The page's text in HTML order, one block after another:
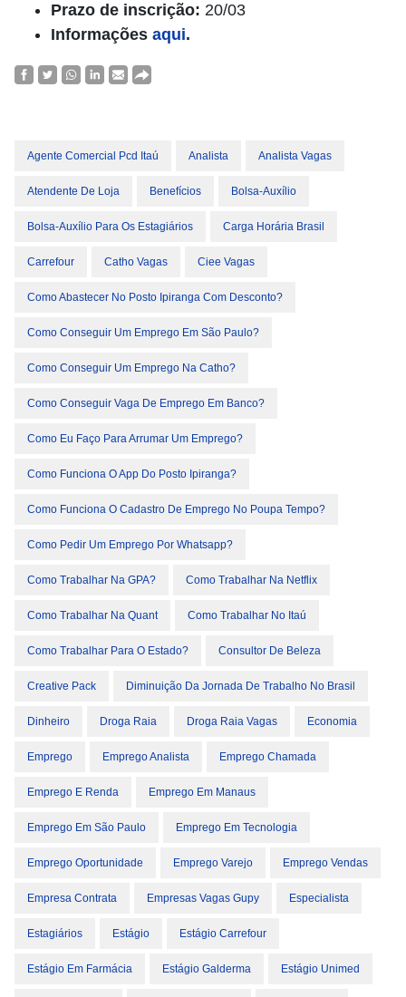
Prazo de inscrição: 20/03
Informações aqui.
Agente Comercial Pcd Itaú Analista Analista Vagas
Atendente De Loja Benefícios Bolsa-Auxílio
Bolsa-Auxílio Para Os Estagiários Carga Horária Brasil
Carrefour Catho Vagas Ciee Vagas
Como Abastecer No Posto Ipiranga Com Desconto?
Como Conseguir Um Emprego Em São Paulo?
Como Conseguir Um Emprego Na Catho?
Como Conseguir Vaga De Emprego Em Banco?
Como Eu Faço Para Arrumar Um Emprego?
Como Funciona O App Do Posto Ipiranga?
Como Funciona O Cadastro De Emprego No Poupa Tempo?
Como Pedir Um Emprego Por Whatsapp?
Como Trabalhar Na GPA? Como Trabalhar Na Netflix
Como Trabalhar Na Quant Como Trabalhar No Itaú
Como Trabalhar Para O Estado? Consultor De Beleza
Creative Pack Diminuição Da Jornada De Trabalho No Brasil
Dinheiro Droga Raia Droga Raia Vagas Economia
Emprego Emprego Analista Emprego Chamada
Emprego E Renda Emprego Em Manaus
Emprego Em São Paulo Emprego Em Tecnologia
Emprego Oportunidade Emprego Varejo Emprego Vendas
Empresa Contrata Empresas Vagas Gupy Especialista
Estagiários Estágio Estágio Carrefour
Estágio Em Farmácia Estágio Galderma Estágio Unimed